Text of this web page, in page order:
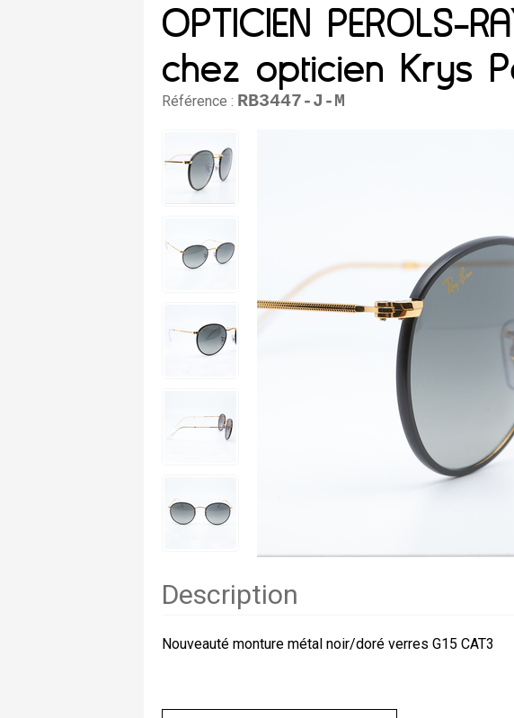
OPTICIEN PEROLS-
chez opticien Krys
Référence : RB3447-J-M
Description
Nouveauté monture métal noir/doré verres G15 CAT3